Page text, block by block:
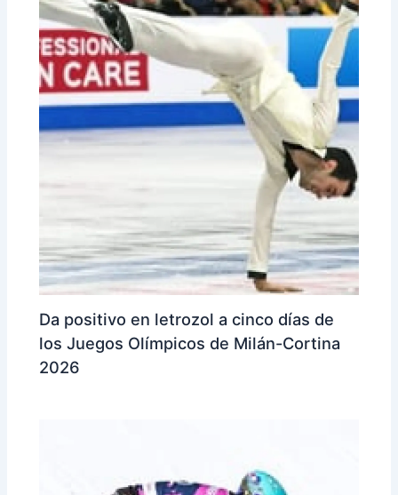
Da positivo en letrozol a cinco días de
los Juegos Olímpicos de Milán-Cortina
2026